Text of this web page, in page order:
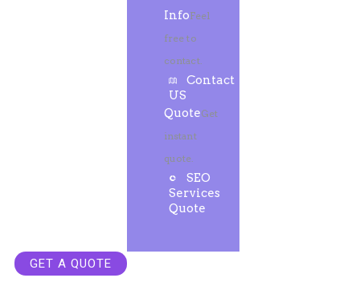
InfoFeel
free to
contact.
Contact
US
QuoteGet
instant
quote.
SEO
Services
Quote
GET A QUOTE